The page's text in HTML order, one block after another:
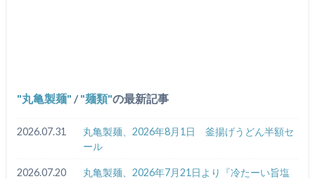
丸亀製麺 / 麺類 の最新記事
2026.07.31
丸亀製麺、2026年8月1日 釜揚げうどん半額セ
ール
2026.07.20
丸亀製麺、2026年7月21日より『冷たーい旨塩